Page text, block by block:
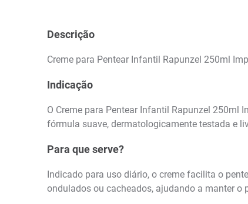
Descrição
Creme para Pentear Infantil Rapunzel 250ml
Indicação
O Creme para Pentear Infantil Rapunzel 250ml
fórmula suave, dermatologicamente testada e
Para que serve?
Indicado para uso diário, o creme facilita o
ondulados ou cacheados, ajudando a manter o